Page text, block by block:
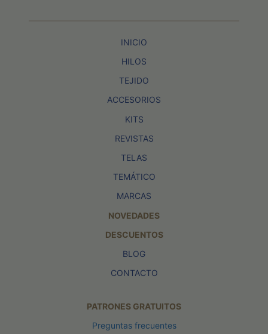
INICIO
HILOS
TEJIDO
ACCESORIOS
KITS
REVISTAS
TELAS
TEMÁTICO
MARCAS
NOVEDADES
DESCUENTOS
BLOG
CONTACTO
PATRONES GRATUITOS
Preguntas frecuentes